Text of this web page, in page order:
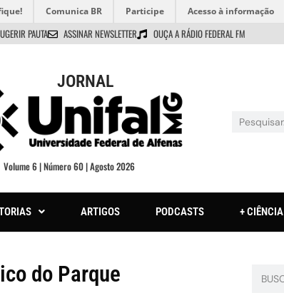
Comunica BR Participe Acesso à informação
PAUTA ASSINAR NEWSLETTER OUÇA A RÁDIO FEDERAL FM
JORNAL
Volume 6 | Número 60 | Agosto 2026
ARTIGOS PODCASTS + CIÊNCIA
do Parque